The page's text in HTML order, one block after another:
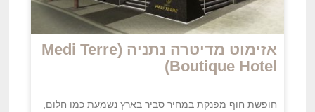
אזימוט מדיטרה נתניה (Medi Terre
Boutique Hotel)
חופשת חוף מפנקת במחיר סביר בארץ נשמעת כמו חלום,